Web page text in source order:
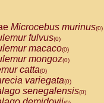
Microcebus murinus(0)
fulvus(0)
macaco(0)
mongoz(0)
catta(0)
variegata(0)
senegalensis(0)